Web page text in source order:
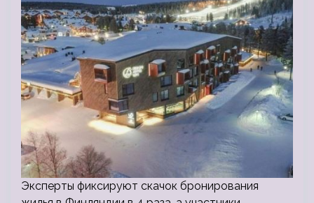
Эксперты фиксируют скачок бронирования